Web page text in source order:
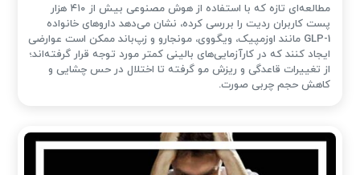
مطالعه‌ای تازه که با استفاده از هوش مصنوعی بیش از ۴۱۰ هزار
پست کاربران ردیت را بررسی کرده، نشان می‌دهد داروهای خانواده
GLP-1 مانند اوزمپیک، ویگووی، مونجارو و زپ‌باند ممکن است عوارضی
ایجاد کنند که در کارآزمایی‌های بالینی کمتر مورد توجه قرار گرفته‌اند؛
از تغییرات قاعدگی و ریزش مو گرفته تا اختلال در حس چشایی و
کاهش حجم چربی صورت.